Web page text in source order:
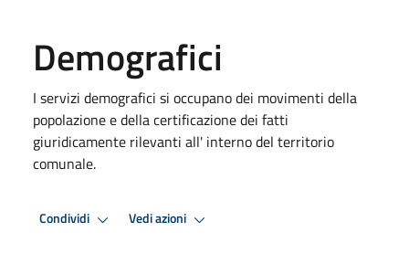
Demografici
I servizi demografici si occupano dei movimenti della
popolazione e della certificazione dei fatti
giuridicamente rilevanti all' interno del territorio
comunale.
Condividi Vedi azioni